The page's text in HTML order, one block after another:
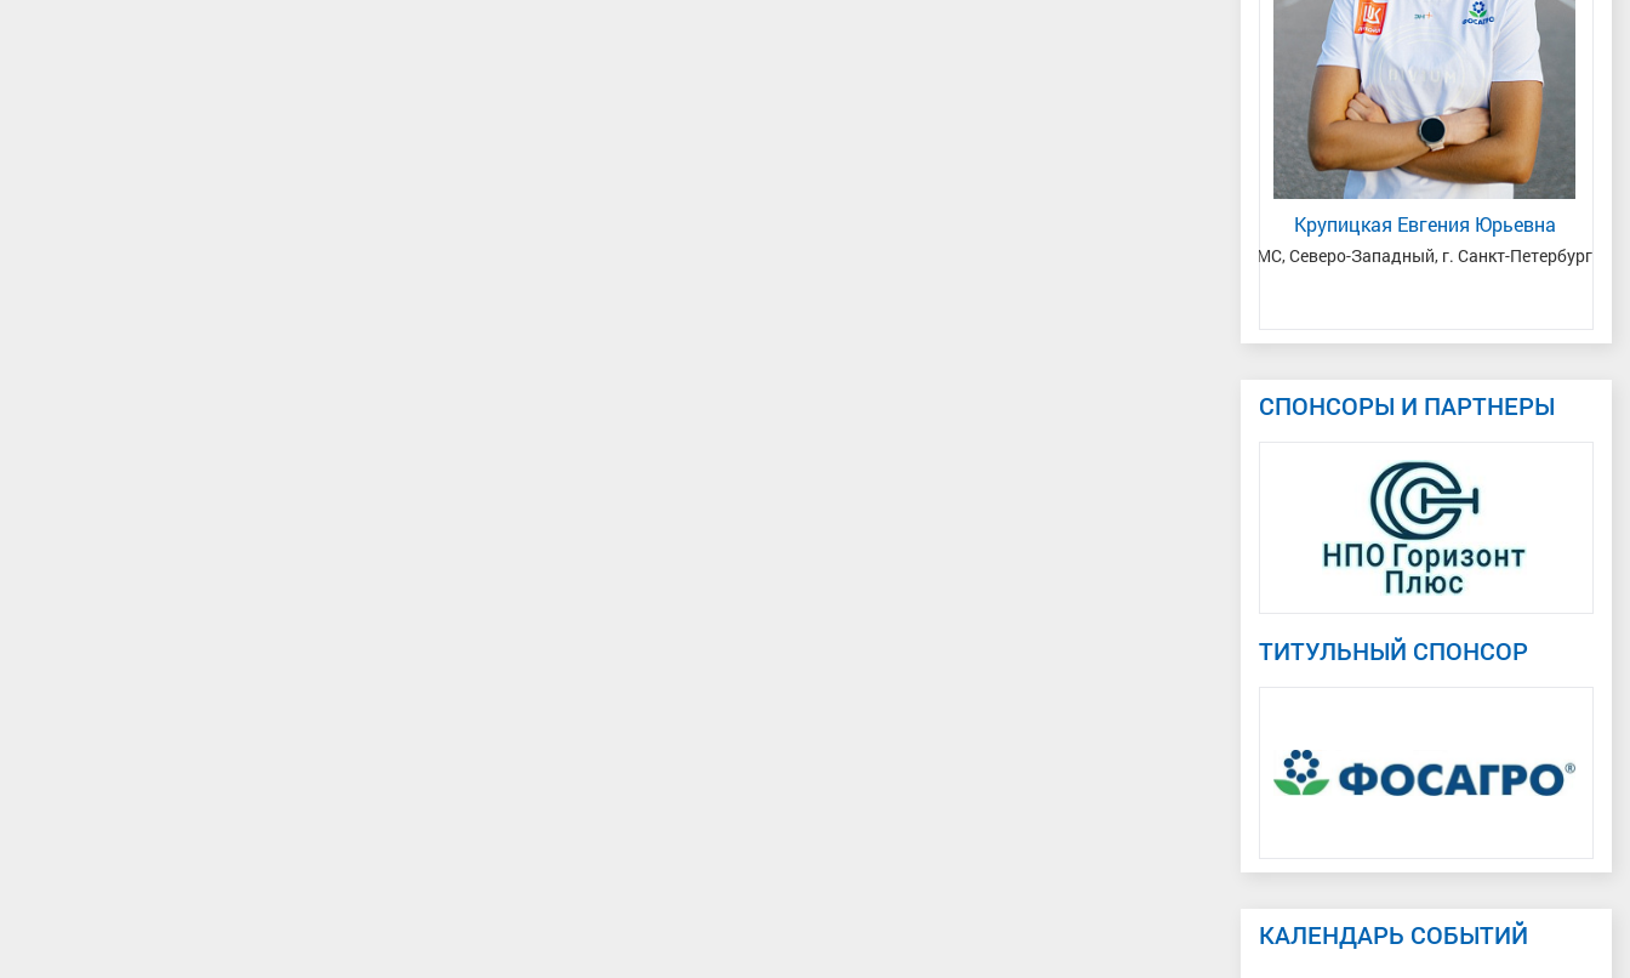
Крупицкая Евгения Юрьевна
МС, Северо-Западный, г. Санкт-Петербург
СПОНСОРЫ И ПАРТНЕРЫ
ТИТУЛЬНЫЙ СПОНСОР
КАЛЕНДАРЬ СОБЫТИЙ